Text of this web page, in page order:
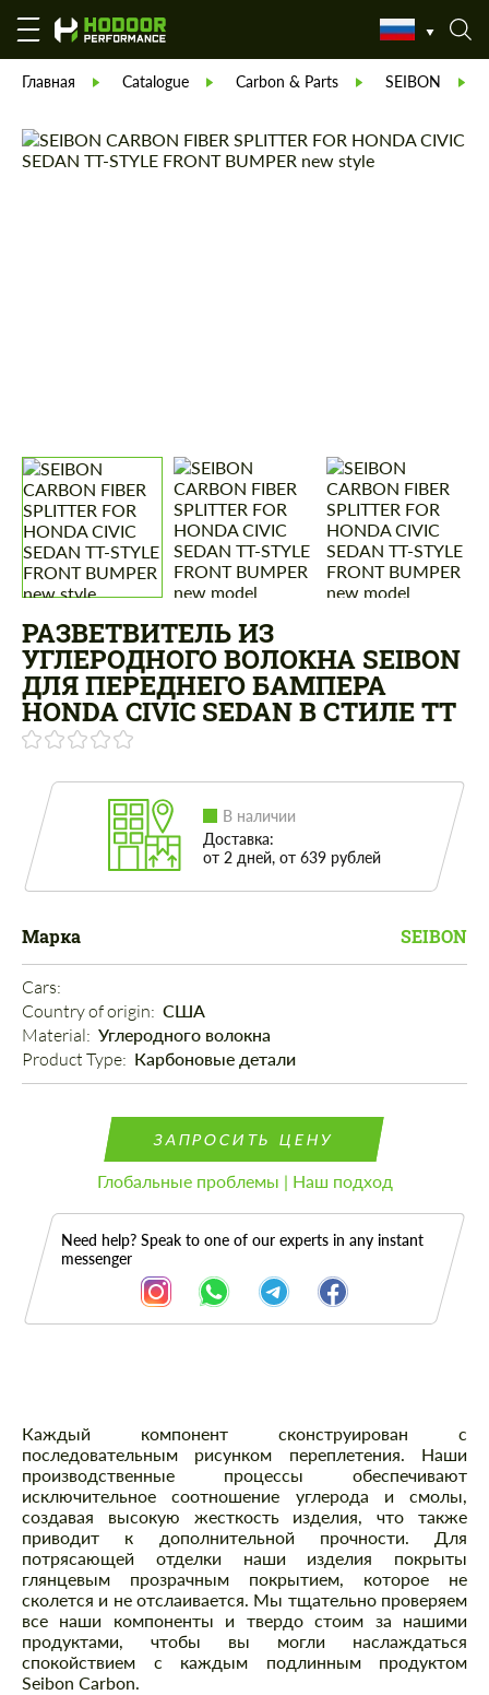
Главная Catalogue Carbon & Parts SEIBON
РАЗВЕТВИТЕЛЬ ИЗ
УГЛЕРОДНОГО ВОЛОКНА SEIBON
ДЛЯ ПЕРЕДНЕГО БАМПЕРА
HONDA CIVIC SEDAN В СТИЛЕ TT
В наличии
Доставка:
от 2 дней, от 639 рублей
Марка SEIBON
Cars:
Country of origin: США
Material: Углеродного волокна
Product Type: Карбоновые детали
ЗАПРОСИТЬ ЦЕНУ
Глобальные проблемы | Наш подход
Need help? Speak to one of our experts in any instant
messenger
Описание
Каждый компонент сконструирован с
последовательным рисунком переплетения. Наши
производственные процессы обеспечивают
исключительное соотношение углерода и смолы,
создавая высокую жесткость изделия, что также
приводит к дополнительной прочности. Для
потрясающей отделки наши изделия покрыты
глянцевым прозрачным покрытием, которое не
сколется и не отслаивается. Мы тщательно проверяем
все наши компоненты и твердо стоим за нашими
продуктами, чтобы вы могли наслаждаться
спокойствием с каждым подлинным продуктом
Seibon Carbon.